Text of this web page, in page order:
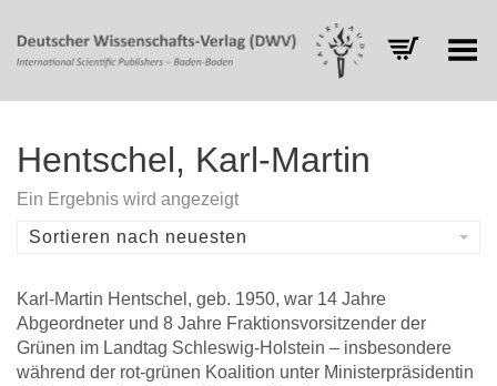
Toggle Menu
Hentschel, Karl-Martin
Ein Ergebnis wird angezeigt
Sortieren nach neuesten
Karl-Martin Hentschel, geb. 1950, war 14 Jahre
Abgeordneter und 8 Jahre Fraktionsvorsitzender der
Grünen im Landtag Schleswig-Holstein – insbesondere
während der rot-grünen Koalition unter Ministerpräsidentin